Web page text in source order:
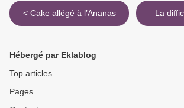
< Cake allégé à l’Ananas
Hébergé par Eklablog
Top articles
Pages